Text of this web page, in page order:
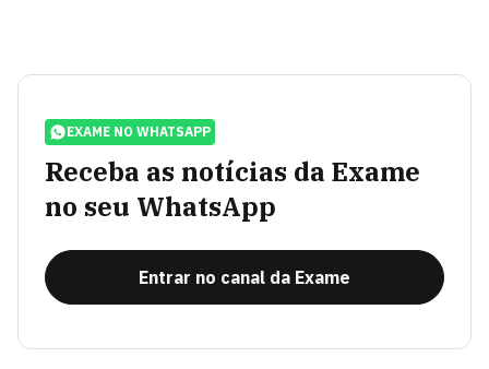
EXAME NO WHATSAPP
Receba as notícias da Exame
no seu WhatsApp
Entrar no canal da Exame